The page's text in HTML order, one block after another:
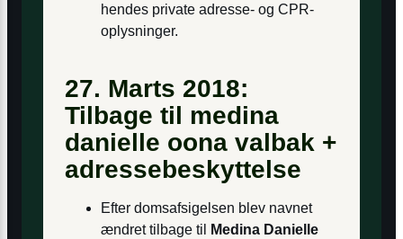
hendes private adresse- og CPR-
oplysninger.
27. Marts 2018:
Tilbage til medina
danielle oona valbak +
adresse­beskyttelse
Efter domsafsigelsen blev navnet
ændret tilbage til
Medina Danielle